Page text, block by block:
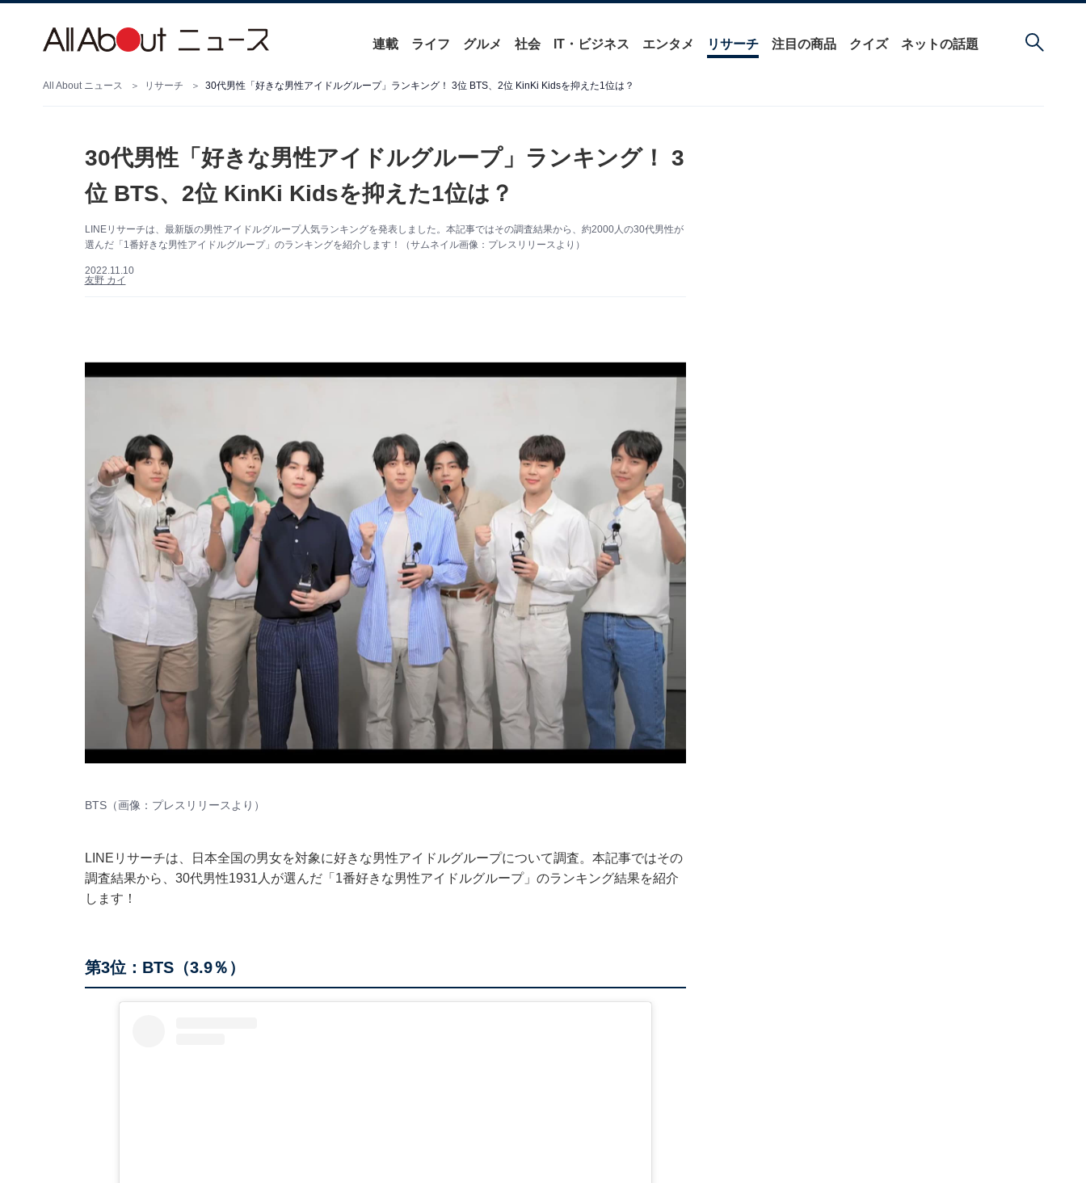
連載 ライフ グルメ 社会 IT・ビジネス エンタメ リサーチ 注目の商品 クイズ ネットの話題
All About ニュース リサーチ 30代男性「好きな男性アイドルグループ」ランキング！ 3位 BTS、2位 KinKi Kidsを抑えた1位は？
30代男性「好きな男性アイドルグループ」ランキング！ 3
位 BTS、2位 KinKi Kidsを抑えた1位は？
LINEリサーチは、最新版の男性アイドルグループ人気ランキングを発表しました。本記事ではその調査結果から、約2000人の30代男性が
選んだ「1番好きな男性アイドルグループ」のランキングを紹介します！（サムネイル画像：プレスリリースより）
2022.11.10
友野 カイ
BTS（画像： プレスリリースより）
LINEリサーチは、日本全国の男女を対象に好きな男性アイドルグループについて調査。本記事ではその
調査結果から、30代男性1931人が選んだ「1番好きな男性アイドルグループ」のランキング結果を紹介
します！
第3位：BTS（3.9％）